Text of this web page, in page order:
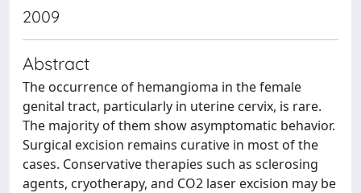
2009
Abstract
The occurrence of hemangioma in the female
genital tract, particularly in uterine cervix, is rare.
The majority of them show asymptomatic behavior.
Surgical excision remains curative in most of the
cases. Conservative therapies such as sclerosing
agents, cryotherapy, and CO2 laser excision may be